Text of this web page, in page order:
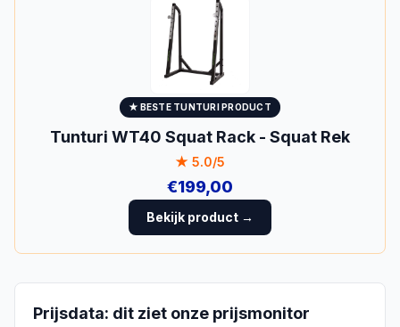
★ BESTE TUNTURIPRODUCT
Tunturi WT40 Squat Rack - Squat Rek
★ 5.0/5
€199,00
Bekijk product →
Prijsdata: dit ziet onze prijsmonitor